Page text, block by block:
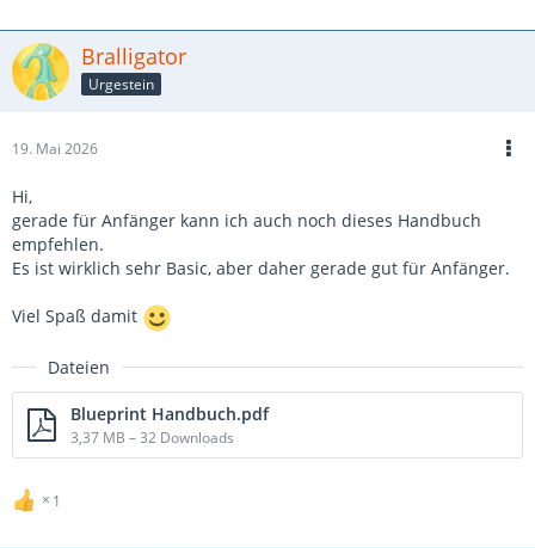
Bralligator
Urgestein
19. Mai 2026
Hi,
gerade für Anfänger kann ich auch noch dieses Handbuch
empfehlen.
Es ist wirklich sehr Basic, aber daher gerade gut für Anfänger.
Viel Spaß damit
Dateien
Blueprint Handbuch.pdf
3,37 MB – 32 Downloads
1